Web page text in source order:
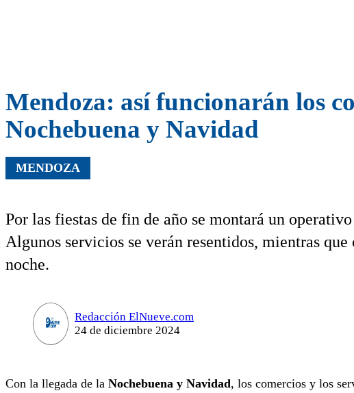
Mendoza: así funcionarán los
Nochebuena y Navidad
MENDOZA
Por las fiestas de fin de año se montará un
Algunos servicios se verán resentidos, mientras que
noche.
Redacción ElNueve.com
24 de diciembre 2024
Con la llegada de la Nochebuena y Navidad, los comercios y los